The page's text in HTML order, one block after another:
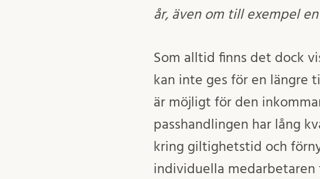
år, även om till exempel
Som alltid finns det dock
kan inte ges för en längre
är möjligt för den
passhandlingen har lång
kring giltighetstid och
individuella medarbetaren